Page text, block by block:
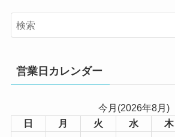
営業日カレンダー
今月(2026年8月)
日
月 火 水 木